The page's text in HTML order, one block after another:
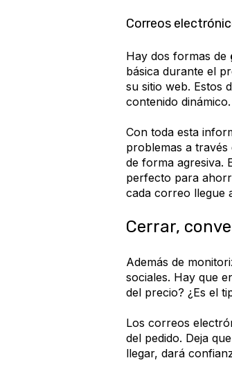
Correos
Hay dos formas de
básica durante el
su sitio web. Estos
contenido dinámico.
Con toda esta
problemas a
de forma agresiva.
perfecto para
cada correo llegue
Cerrar,
Además de
sociales. Hay que
del precio? ¿Es el
Los correos
del pedido. Deja
llegar, dará